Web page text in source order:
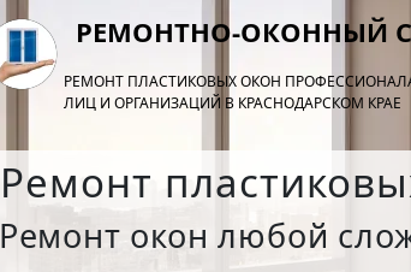
РЕМОНТНО-ОКОННЫЙ
РЕМОНТ ПЛАСТИКОВЫХ ОКОН
ЛИЦ И ОРГАНИЗАЦИЙ В КРАСНОДАРСКОМ КРАЕ
Ремонт
Ремонт окон любой